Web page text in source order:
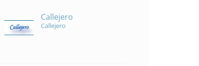
Callejero
Callejero